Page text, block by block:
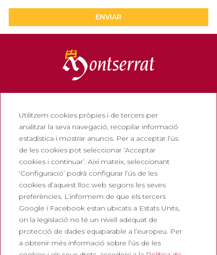
ENVIAR
Contacte
Butlletí
Treballa amb nosaltres
Preguntes freqüents
Entrada turística
Legals
Política de privadesa
Política de cookies
Utilitzem cookies pròpies i de tercers per
analitzar la seva navegació, recopilar informació
estadística i mostrar anuncis. Per a acceptar l’ús
de les cookies pot seleccionar ‘Acceptar
cookies i continuar’. Així mateix, seleccionant
‘Configuració’ podrà configurar l’ús de les
cookies d’aquest lloc web segons les seves
preferències. L’informem de que els tercers
Google i Facebook estan ubicats a Estats Units,
on la legislació no té un nivell adequat de
protecció de dades equiparable a l’europeu. Per
a obtenir més informació sobre l’ús de les